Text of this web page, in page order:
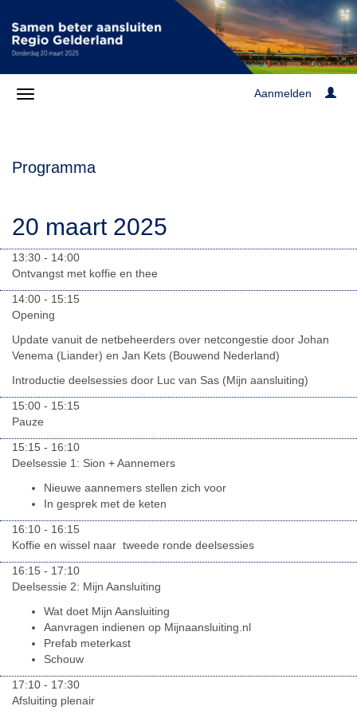
Aanmelden
Programma
20 maart 2025
13:30 - 14:00
Ontvangst met koffie en thee
14:00 - 15:15
Opening
Update vanuit de netbeheerders over netcongestie door Johan
Venema (Liander) en Jan Kets (Bouwend Nederland)
Introductie deelsessies door Luc van Sas (Mijn aansluiting)
15:00 - 15:15
Pauze
15:15 - 16:10
Deelsessie 1: Sion + Aannemers
Nieuwe aannemers stellen zich voor
In gesprek met de keten
16:10 - 16:15
Koffie en wissel naar tweede ronde deelsessies
16:15 - 17:10
Deelsessie 2: Mijn Aansluiting
Wat doet Mijn Aansluiting
Aanvragen indienen op Mijnaansluiting.nl
Prefab meterkast
Schouw
17:10 - 17:30
Afsluiting plenair